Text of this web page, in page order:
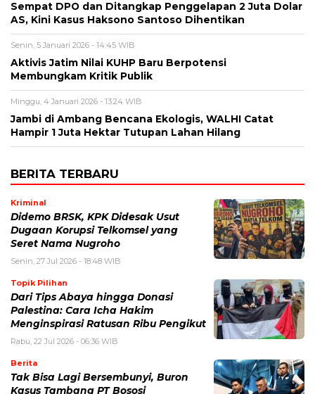
Sempat DPO dan Ditangkap Penggelapan 2 Juta Dolar
AS, Kini Kasus Haksono Santoso Dihentikan
Senin, 5 Januari 2026 - 14:45 WIB
Aktivis Jatim Nilai KUHP Baru Berpotensi
Membungkam Kritik Publik
Minggu, 4 Januari 2026 - 13:24 WIB
Jambi di Ambang Bencana Ekologis, WALHI Catat
Hampir 1 Juta Hektar Tutupan Lahan Hilang
BERITA TERBARU
Kriminal
Didemo BRSK, KPK Didesak Usut
Dugaan Korupsi Telkomsel yang
Seret Nama Nugroho
Senin, 27 Jul 2026 - 18:48 WIB
Topik Pilihan
Dari Tips Abaya hingga Donasi
Palestina: Cara Icha Hakim
Menginspirasi Ratusan Ribu Pengikut
Rabu, 22 Jul 2026 - 06:36 WIB
Berita
Tak Bisa Lagi Bersembunyi, Buron
Kasus Tambang PT Bososi